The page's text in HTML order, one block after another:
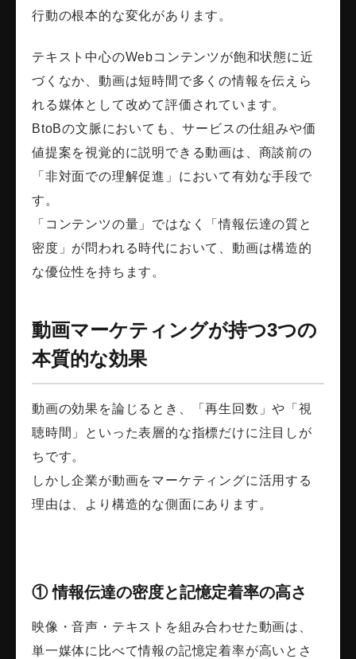
行動の根本的な変化があります。
テキスト中心のWebコンテンツが飽和状態に近
づくなか、動画は短時間で多くの情報を伝えら
れる媒体として改めて評価されています。
BtoBの文脈においても、サービスの仕組みや価
値提案を視覚的に説明できる動画は、商談前の
「非対面での理解促進」において有効な手段で
す。
「コンテンツの量」ではなく「情報伝達の質と
密度」が問われる時代において、動画は構造的
な優位性を持ちます。
動画マーケティングが持つ3つの
本質的な効果
動画の効果を論じるとき、「再生回数」や「視
聴時間」といった表層的な指標だけに注目しが
ちです。
しかし企業が動画をマーケティングに活用する
理由は、より構造的な側面にあります。
① 情報伝達の密度と記憶定着率の高さ
映像・音声・テキストを組み合わせた動画は、
単一媒体に比べて情報の記憶定着率が高いとさ